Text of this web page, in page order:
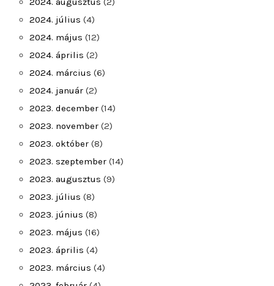
2024. július (4)
2024. május (12)
2024. április (2)
2024. március (6)
2024. január (2)
2023. december (14)
2023. november (2)
2023. október (8)
2023. szeptember (14)
2023. augusztus (9)
2023. július (8)
2023. június (8)
2023. május (16)
2023. április (4)
2023. március (4)